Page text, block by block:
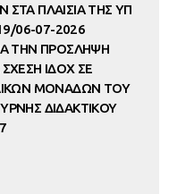
ΠΛΑΙΣΙΑ ΤΗΣ ΥΠ
06-07-2026
ΤΗΝ ΠΡΟΣΛΗΨΗ
ΙΔΟΧ ΣΕ
ΜΟΝΑΔΩΝ ΤΟΥ
ΔΙΔΑΚΤΙΚΟΥ